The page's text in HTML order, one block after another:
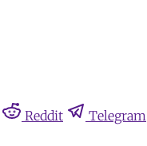
Reddit Telegram